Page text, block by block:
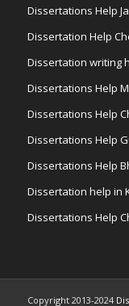
Dissertations Help
Dissertation Help
Dissertation writing
Dissertations Help
Dissertations Help
Dissertations Help
Dissertations Help
Dissertation help in
Dissertations Help
Copyright 2013-2024